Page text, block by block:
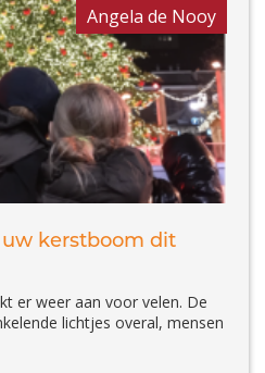
Angela de Nooy
kerstboom dit
er weer aan voor velen. De
lichtjes overal, mensen